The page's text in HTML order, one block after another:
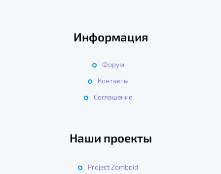
Информация
Форум
Контакты
Соглашение
Наши проекты
Project Zomboid